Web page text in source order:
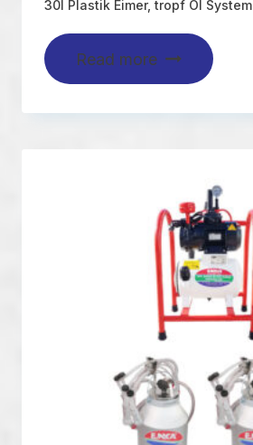
30l Plastik Eimer, tropf Öl System
Read more